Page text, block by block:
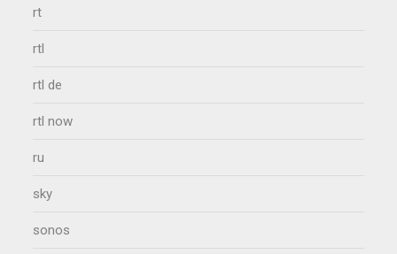
rt
rtl
rtl de
rtl now
ru
sky
sonos